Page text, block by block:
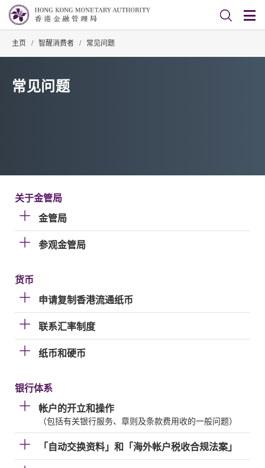
主页 / 智醒消费者 / 常见问题
常见问题
关于金管局
金管局
参观金管局
货币
申请复制香港流通纸币
联系汇率制度
纸币和硬币
银行体系
帐户的开立和操作
（包括有关银行服务、章则及条款费用收的一般问题）
「自动交换资料」和「海外帐户税收合规法案」